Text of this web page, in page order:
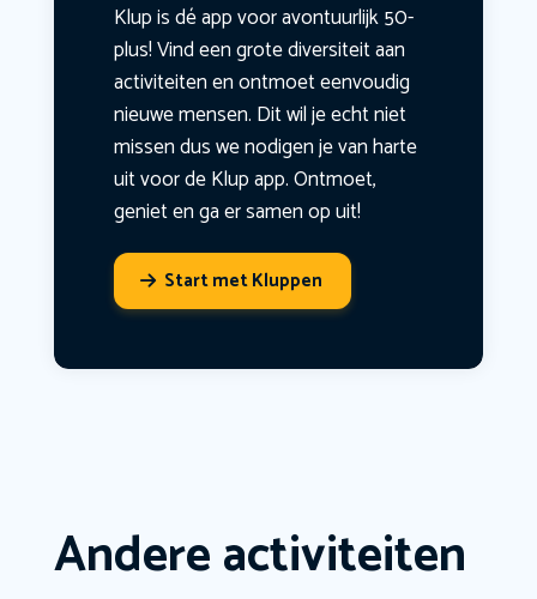
Klup is dé app voor avontuurlijk 50-
plus! Vind een grote diversiteit aan
activiteiten en ontmoet eenvoudig
nieuwe mensen. Dit wil je echt niet
missen dus we nodigen je van harte
uit voor de Klup app. Ontmoet,
geniet en ga er samen op uit!
Start met Kluppen
Andere activiteiten